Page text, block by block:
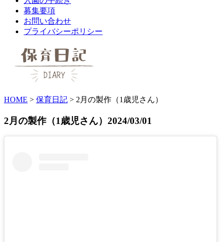
募集要項
お問い合わせ
プライバシーポリシー
HOME > 保育日記 > 2月の製作（1歳児さん）
2月の製作（1歳児さん） 2024/03/01